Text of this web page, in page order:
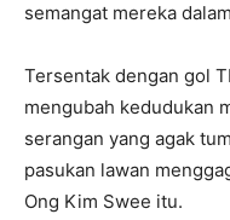
semangat mereka
Tersentak dengan gol
mengubah kedudukan
serangan yang agak
pasukan lawan
Ong Kim Swee itu.